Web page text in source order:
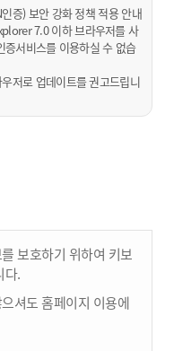
증) 보안 강화 정책 적용 안내
7.0 이하 브라우저를 사
서비스를 이용하실 수 없습
저로 업데이트를 권고드립니
보호하기 위하여 키보
다.
셔도 홈페이지 이용에